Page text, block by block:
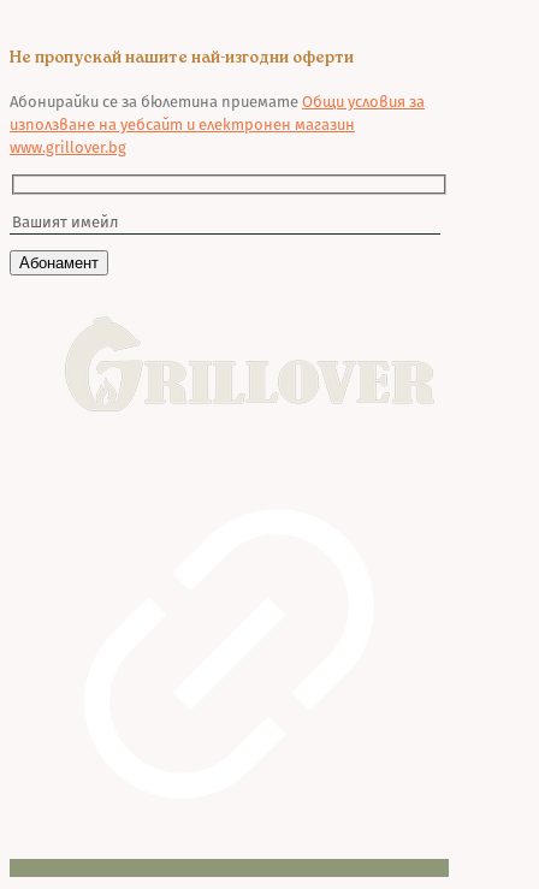
Не пропускай нашите най-изгодни оферти
Абонирайки се за бюлетина приемате Общи условия за
използване на уебсайт и електронен магазин
www.grillover.bg